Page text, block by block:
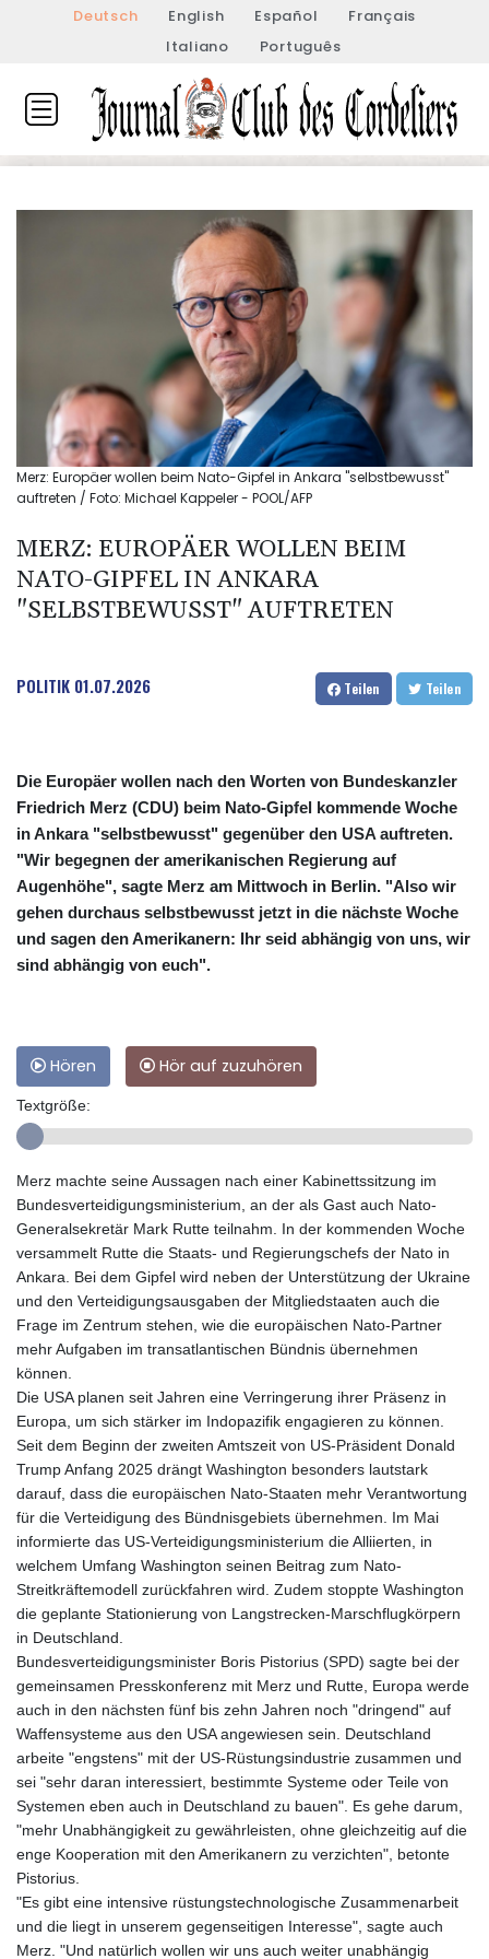
Deutsch English Español
Français
Italiano
Português
Merz: Europäer wollen beim Nato-Gipfel in Ankara "selbstbewusst"
auftreten / Foto: Michael Kappeler - POOL/AFP
MERZ: EUROPÄER WOLLEN BEIM
NATO-GIPFEL IN ANKARA
"SELBSTBEWUSST" AUFTRETEN
POLITIK 01.07.2026 Teilen Teilen
Die Europäer wollen nach den Worten von Bundeskanzler
Friedrich Merz (CDU) beim Nato-Gipfel kommende Woche
in Ankara "selbstbewusst" gegenüber den USA auftreten.
"Wir begegnen der amerikanischen Regierung auf
Augenhöhe", sagte Merz am Mittwoch in Berlin. "Also wir
gehen durchaus selbstbewusst jetzt in die nächste Woche
und sagen den Amerikanern: Ihr seid abhängig von uns, wir
sind abhängig von euch".
Hören Hör auf zuzuhören
Textgröße:
Merz machte seine Aussagen nach einer Kabinettssitzung im
Bundesverteidigungsministerium, an der als Gast auch Nato-
Generalsekretär Mark Rutte teilnahm. In der kommenden Woche
versammelt Rutte die Staats- und Regierungschefs der Nato in
Ankara. Bei dem Gipfel wird neben der Unterstützung der Ukraine
und den Verteidigungsausgaben der Mitgliedstaaten auch die
Frage im Zentrum stehen, wie die europäischen Nato-Partner
mehr Aufgaben im transatlantischen Bündnis übernehmen
können.
Die USA planen seit Jahren eine Verringerung ihrer Präsenz in
Europa, um sich stärker im Indopazifik engagieren zu können.
Seit dem Beginn der zweiten Amtszeit von US-Präsident Donald
Trump Anfang 2025 drängt Washington besonders lautstark
darauf, dass die europäischen Nato-Staaten mehr Verantwortung
für die Verteidigung des Bündnisgebiets übernehmen. Im Mai
informierte das US-Verteidigungsministerium die Alliierten, in
welchem Umfang Washington seinen Beitrag zum Nato-
Streitkräftemodell zurückfahren wird. Zudem stoppte Washington
die geplante Stationierung von Langstrecken-Marschflugkörpern
in Deutschland.
Bundesverteidigungsminister Boris Pistorius (SPD) sagte bei der
gemeinsamen Presskonferenz mit Merz und Rutte, Europa werde
auch in den nächsten fünf bis zehn Jahren noch "dringend" auf
Waffensysteme aus den USA angewiesen sein. Deutschland
arbeite "engstens" mit der US-Rüstungsindustrie zusammen und
sei "sehr daran interessiert, bestimmte Systeme oder Teile von
Systemen eben auch in Deutschland zu bauen". Es gehe darum,
"mehr Unabhängigkeit zu gewährleisten, ohne gleichzeitig auf die
enge Kooperation mit den Amerikanern zu verzichten", betonte
Pistorius.
"Es gibt eine intensive rüstungstechnologische Zusammenarbeit
und die liegt in unserem gegenseitigen Interesse", sagte auch
Merz. "Und natürlich wollen wir uns auch weiter unabhängig